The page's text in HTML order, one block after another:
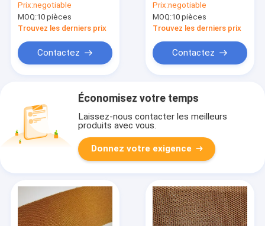
avec taille de cellule
de fleur de prune
pour l'aviation
Prix:negotiable
MOQ:10 pièces
Trouvez les derniers prix
Contactez
en nid d'abeille
aramide pour
carrosserie de
Prix:negotiable
MOQ:10 pièces
Trouvez les derniers prix
Contactez
Économisez votre temps
Laissez-nous contacter les meilleurs
produits avec vous.
Donnez votre exigence